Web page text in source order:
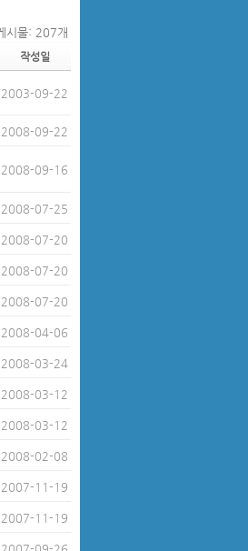
시물: 207개
작성일
2003-09-22
2008-09-22
2008-09-16
2008-07-25
2008-07-20
2008-07-20
2008-07-20
2008-04-06
2008-03-24
2008-03-12
2008-03-12
2008-02-08
2007-11-19
2007-11-19